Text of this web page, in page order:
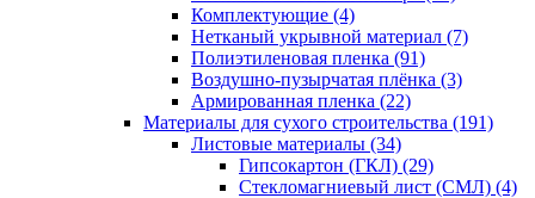
Комплектующие (4)
Нетканый укрывной материал (7)
Полиэтиленовая пленка (91)
Воздушно-пузырчатая плёнка (3)
Армированная пленка (22)
Материалы для сухого строительства (191)
Листовые материалы (34)
Гипсокартон (ГКЛ) (29)
Стекломагниевый лист (СМЛ) (4)